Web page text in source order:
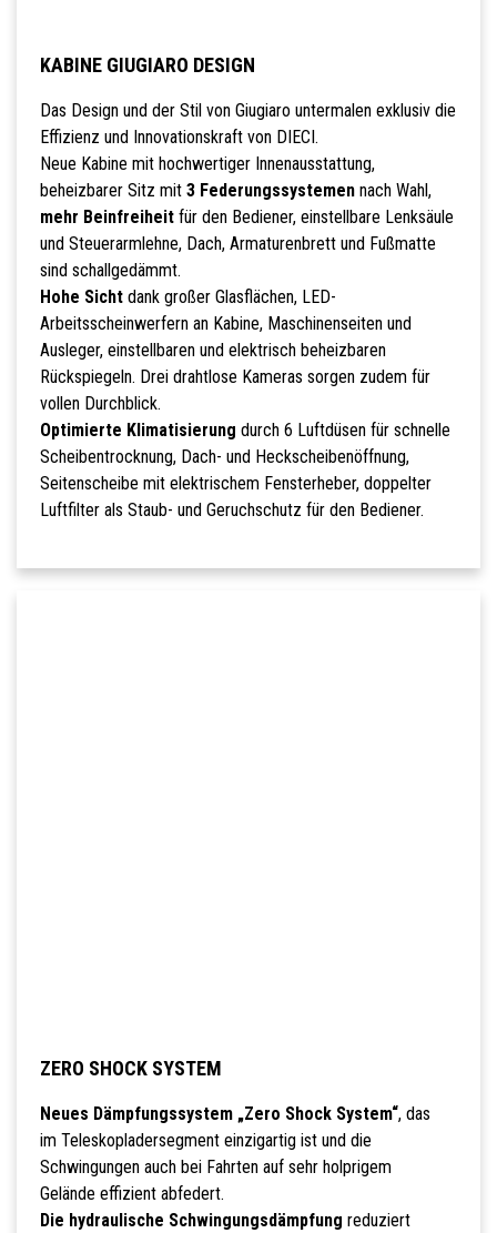
KABINE GIUGIARO DESIGN
Das Design und der Stil von Giugiaro untermalen exklusiv die
Effizienz und Innovationskraft von DIECI.
Neue Kabine mit hochwertiger Innenausstattung,
beheizbarer Sitz mit 3 Federungssystemennach Wahl,
mehr Beinfreiheitfür den Bediener, einstellbare Lenksäule
und Steuerarmlehne, Dach, Armaturenbrett und Fußmatte
sind schallgedämmt.
Hohe Sichtdank großer Glasflächen, LED-
Arbeitsscheinwerfern an Kabine, Maschinenseiten und
Ausleger, einstellbaren und elektrisch beheizbaren
Rückspiegeln. Drei drahtlose Kameras sorgen zudem für
vollen Durchblick.
Optimierte Klimatisierung durch 6 Luftdüsen für schnelle
Scheibentrocknung, Dach- und Heckscheibenöffnung,
Seitenscheibe mit elektrischem Fensterheber, doppelter
Luftfilter als Staub- und Geruchschutz für den Bediener.
ZERO SHOCK SYSTEM
Neues Dämpfungssystem „Zero Shock System“, das
im Teleskopladersegment einzigartig ist und die
Schwingungen auch bei Fahrten auf sehr holprigem
Gelände effizient abfedert.
Die hydraulische Schwingungsdämpfung reduziert